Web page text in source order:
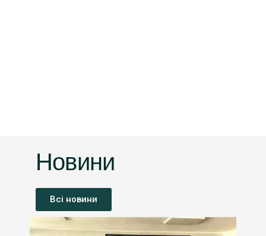
Новини
Всі новини